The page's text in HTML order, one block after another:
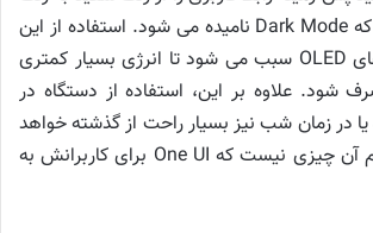
مشکی تغییر دهید که Dark Mode نامیده می شود. استفاده از این
حالت در نمایشگرهای OLED سبب می شود تا انرژی بسیار کمتری
شود. علاوه بر این، استفاده از دستگاه در
در زمان شب نیز بسیار راحت از گذشته خواهد
شد. اما این ها تمام آن چیزی نیست که One UI برای کاربرانش به